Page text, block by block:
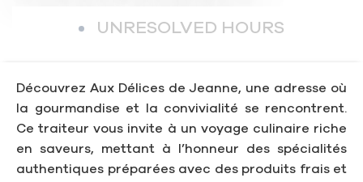
UNRESOLVED HOURS
Découvrez Aux Délices de Jeanne, une adresse où
la gourmandise et la convivialité se rencontrent.
Ce traiteur vous invite à un voyage culinaire riche
en saveurs, mettant à l’honneur des spécialités
authentiques préparées avec des produits frais et